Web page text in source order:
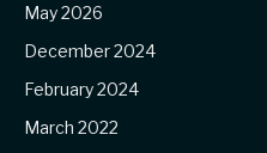
May 2026
December 2024
February 2024
March 2022